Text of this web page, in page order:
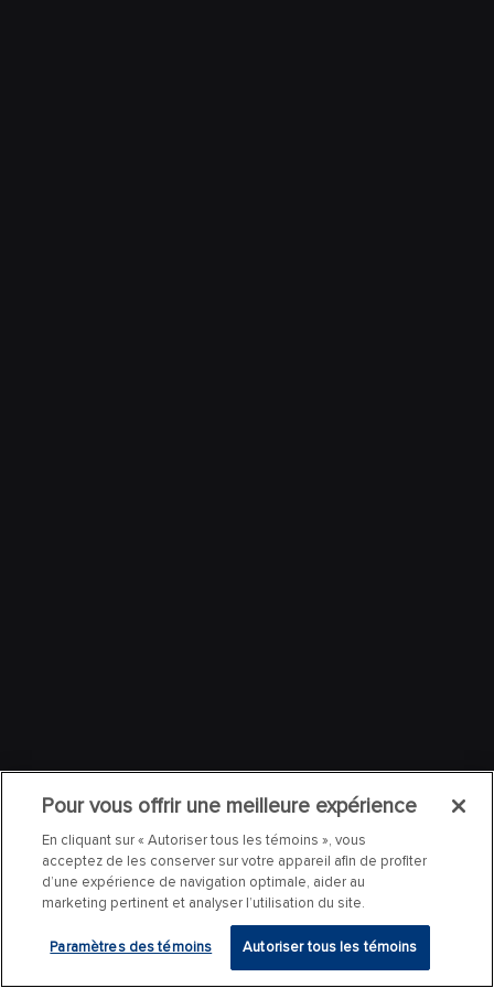
Pour vous offrir une meilleure expérience
En cliquant sur « Autoriser tous les témoins », vous
acceptez de les conserver sur votre appareil afin de profiter
d’une expérience de navigation optimale, aider au
marketing pertinent et analyser l’utilisation du site.
Paramètres des témoins Autoriser tous les témoins